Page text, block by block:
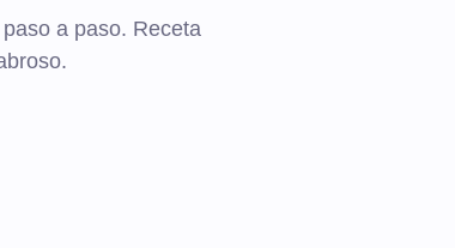
a paso. Receta